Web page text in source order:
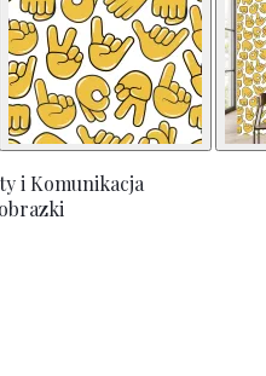
i Komunikacja